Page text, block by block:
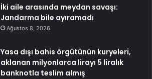
İki aile arasında meydan savaşı:
Jandarma bile ayıramadı
Ağustos 8, 2026
Yasa dışı bahis örgütünün kuryeleri,
aklanan milyonlarca lirayı 5 liralık
banknotla teslim almış